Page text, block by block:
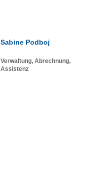
Sabine Podboj
Verwaltung, Abrechnung,
Assistenz